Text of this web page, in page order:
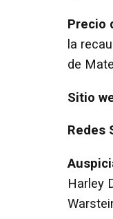
Precio
la
de
Sitio
Redes
Harley